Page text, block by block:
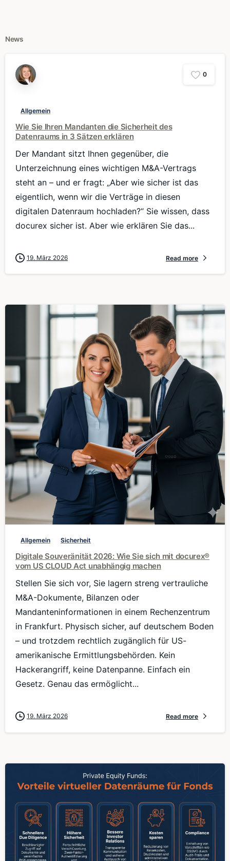
News
0
Allgemein
Wie Sie Ihren Mandanten die Sicherheit des
Datenraums in 3 Sätzen erklären
Der Mandant sitzt Ihnen gegenüber, die
Unterzeichnung eines wichtigen M&A-Vertrags
steht an – und er fragt: „Aber wie sicher ist das
eigentlich, wenn wir die Verträge in diesen
digitalen Datenraum hochladen?“ Sie wissen, dass
docurex sicher ist. Aber wie erklären Sie das...
19. März 2026 Read more
Allgemein Sicherheit
Digitale Souveränität 2026: Wie Sie sich mit docurex®
vom US CLOUD Act unabhängig machen
Stellen Sie sich vor, Sie lagern streng vertrauliche
M&A-Dokumente, Bilanzen oder
Mandanteninformationen in einem Rechenzentrum
in Frankfurt. Physisch sicher, auf deutschem Boden
– und trotzdem rechtlich zugänglich für US-
amerikanische Ermittlungsbehörden. Kein
Hackerangriff, keine Datenpanne. Einfach ein
Gesetz. Genau das ermöglicht...
19. März 2026 Read more